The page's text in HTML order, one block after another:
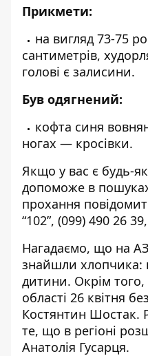
Прикмети:
на вигляд 73-75
сантиметрів,
голові є залисини.
Був одягнений:
кофта синя
ногах — кросівки.
Якщо у вас є будь-
допоможе в
прохання
“102”, (099) 490 26 39,
Нагадаємо, що на
знайшли хлопчика:
дитини. Окрім того,
області 26 квітня
Костянтин Шостак.
те, що в регіоні
Анатолія Гусарця.